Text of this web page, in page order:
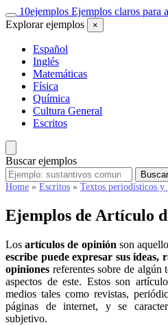
Saltar
al
10ejemplos Ejemplos claros para
Explorar ejemplos
×
Español
Inglés
Matemáticas
Física
Química
Cultura General
Escritos
Buscar ejemplos
Buscar
ejemplos
Buscar
Home » Escritos » Textos periodísticos
Ejemplos de Artículo
Losartículos de opinión son
escribe puede expresar sus ideas,
opiniones referentes sobre de algún
aspectos de este. Estos son
medios tales como revistas,
páginas de internet, y se
subjetivo.